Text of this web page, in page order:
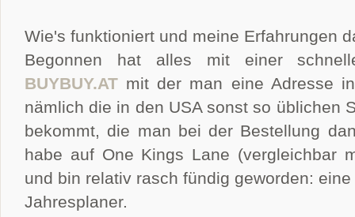
Wie's funktioniert und meine Erfahrungen
Begonnen hat alles mit einer
BUYBUY.AT mit der man eine Adresse
nämlich die in den USA sonst so üblichen
bekommt, die man bei der Bestellung
habe auf One Kings Lane (vergleichbar
und bin relativ rasch fündig geworden:
Jahresplaner.